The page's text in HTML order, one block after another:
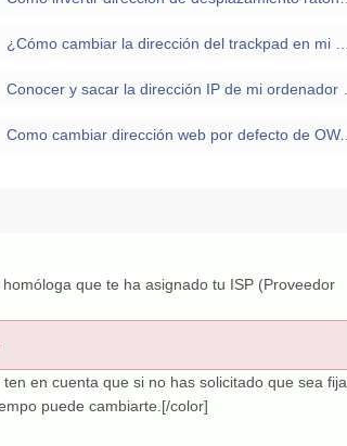
Como cambiar dirección web por defecto de OWA a otra bajo Exchange 2007
que te ha asignado tu ISP (Proveedor
en cuenta que si no has solicitado que sea fija
puede cambiarte.[/color]